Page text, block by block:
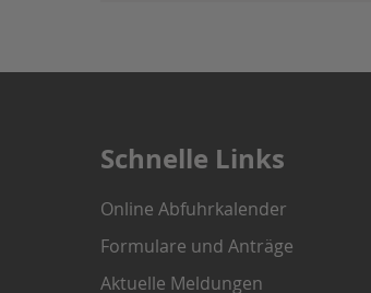
Schnelle Links
Online Abfuhrkalender
Formulare und Anträge
Aktuelle Meldungen